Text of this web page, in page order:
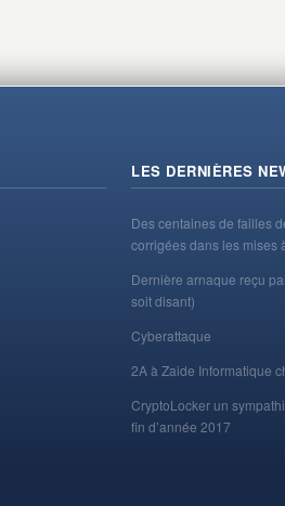
LES DERNIÈRES
Des centaines de failles
corrigées dans les mises
Dernière arnaque reçu
soit disant)
Cyberattaque
2A à Zaide Informatique
CryptoLocker un
fin d’année 2017